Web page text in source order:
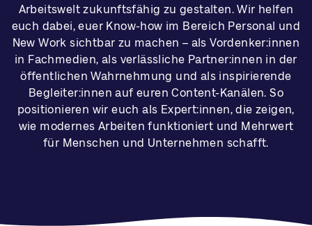
Arbeitswelt zukunftsfähig zu gestalten. Wir helfen
euch dabei, euer Know-how im Bereich Personal und
New Work sichtbar zu machen – als Vordenker:innen
in Fachmedien, als verlässliche Partner:innen in der
öffentlichen Wahrnehmung und als inspirierende
Begleiter:innen auf euren Content-Kanälen. So
positionieren wir euch als Expert:innen, die zeigen,
wie modernes Arbeiten funktioniert und Mehrwert
für Menschen und Unternehmen schafft.